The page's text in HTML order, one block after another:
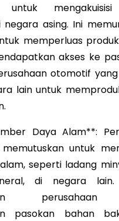
untuk
asing. Ini
memperluas
akses ke
otomotif
lain untuk
Daya Alam**:
untuk
seperti ladang
di negara
pasokan bahan